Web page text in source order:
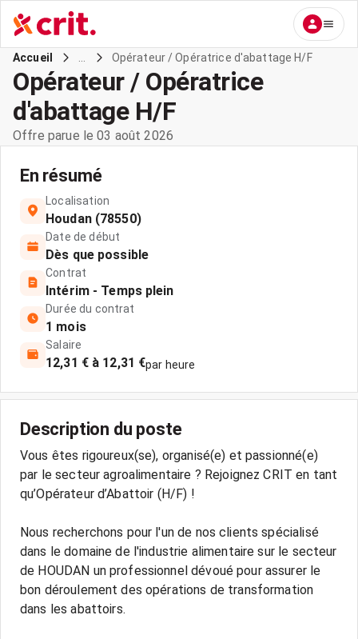
Accueil Opérateur / Opératrice d'abattage H/F
Opérateur / Opératrice
d'abattage H/F
Offre parue le 03 août 2026
En résumé
Localisation
Houdan (78550)
Date de début
Dès que possible
Contrat
Intérim - Temps plein
Durée du contrat
1 mois
Salaire
12,31 € à 12,31 €par heure
Description du poste
Vous êtes rigoureux(se), organisé(e) et passionné(e)
par le secteur agroalimentaire ? Rejoignez CRIT en tant
qu’Opérateur d’Abattoir (H/F) !
Nous recherchons pour l'un de nos clients spécialisé
dans le domaine de l'industrie alimentaire sur le secteur
de HOUDAN un professionnel dévoué pour assurer le
bon déroulement des opérations de transformation
dans les abattoirs.